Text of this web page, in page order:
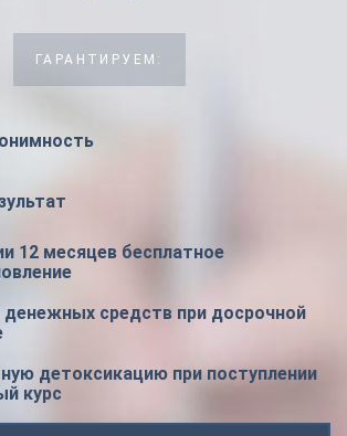
ГАРАНТИРУЕМ:
12 месяцев бесплатное
денежных средств при досрочной
детоксикацию при поступлении
курс